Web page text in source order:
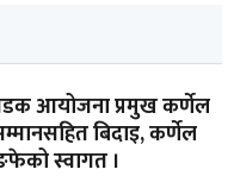
आयोजना प्रमुख कर्णेल
बिदाइ, कर्णेल
स्वागत ।